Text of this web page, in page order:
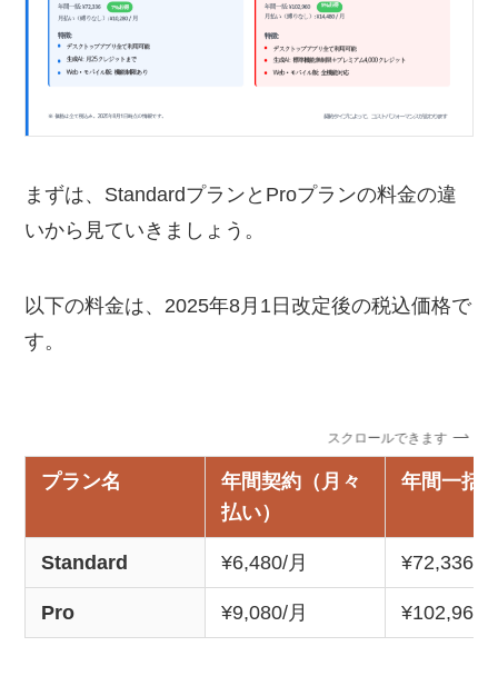
まずは、StandardプランとProプランの料金の違
いから見ていきましょう。
以下の料金は、2025年8月1日改定後の税込価格で
す。
スクロールできます
プラン名
年間契約（月々
払い）
年間一括
Standard ¥6,480/月 ¥72,336/年
Pro ¥9,080/月 ¥102,960/